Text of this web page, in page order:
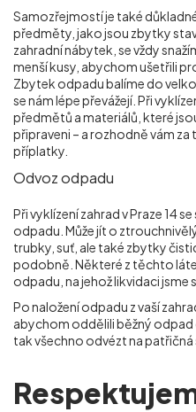
Samozřejmostí je také
předměty, jako jsou zbytky
zahradní nábytek, se vždy
menší kusy, abychom ušetřili
Zbytek odpadu balíme do
se nám lépe převážejí. Při
předmětů a materiálů, které
připraveni – a rozhodně vám
příplatky.
Odvoz odpadu
Při vyklízení zahrad v Praze 14se
odpadu. Může jít o
trubky, suť, ale také zbytky
podobně. Některé z těchto
odpadu, na jehož likvidaci jsme
Po naložení odpadu z vaší
abychom oddělili běžný
tak všechno odvézt na patřičná